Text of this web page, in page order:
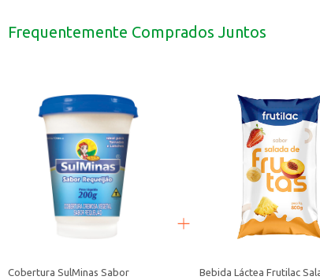
Com o Refresco em Pó Camp Maracujá, você tem a praticidade de
Frequentemente Comprados Juntos
Cobertura SulMinas Sabor
Bebida Láctea Frutilac